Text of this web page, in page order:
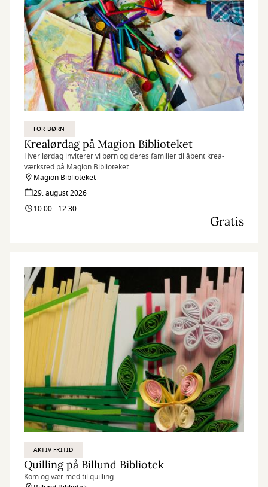
FOR BØRN
Krealørdag på Magion Biblioteket
Hver lørdag inviterer vi børn og deres familier til åbent krea-
værksted på Magion Biblioteket.
Magion Biblioteket
29. august 2026
10:00 - 12:30
Gratis
AKTIV FRITID
Quilling på Billund Bibliotek
Kom og vær med til quilling